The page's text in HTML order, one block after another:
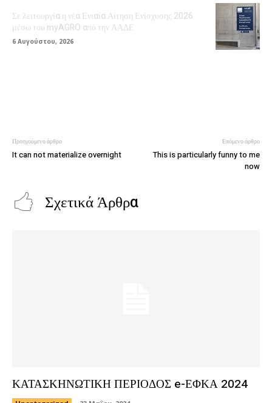
Σε λειτουργία η νέα Ενιαία Αίτηση Ενίσχυσης 2026
μέσω του myAGRO από την ΑΑΔΕ
6 Αυγούστου, 2026
Προηγούμενο άρθρο
It can not materialize overnight
Επόμενο άρθρο
This is particularly funny to me
now
Σχετικά Άρθρα
ΚΑΤΑΣΚΗΝΩΤΙΚΗ ΠΕΡΙΟΔΟΣ e-ΕΦΚΑ 2024